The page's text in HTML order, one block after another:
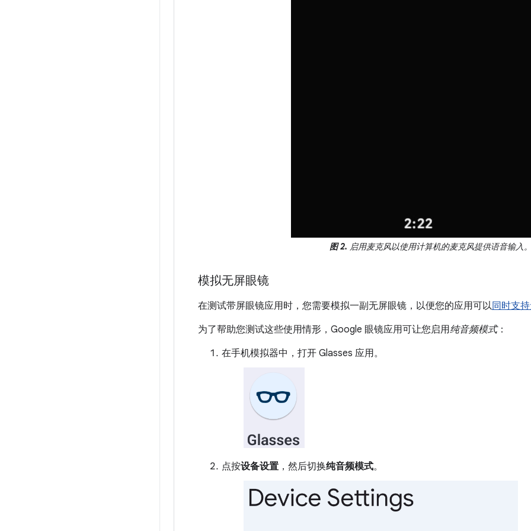
图 2. 启用麦克风以使用计算机的麦克风提供语音输入
模拟无屏眼镜
在测试带屏眼镜应用时，您需要模拟一副无屏眼镜，以便您的应用可以同时支
为了帮助您测试这些使用情形，Google 眼镜应用可让您启用纯音频模式：
在手机模拟器中，打开 Glasses 应用。
点按设备设置 ，然后切换纯音频模式。